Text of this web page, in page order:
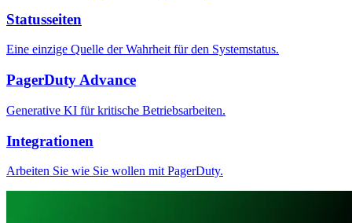
Statusseiten
Eine einzige Quelle der Wahrheit für den Systemstatus.
PagerDuty Advance
Generative KI für kritische Betriebsarbeiten.
Integrationen
Arbeiten Sie wie Sie wollen mit PagerDuty.